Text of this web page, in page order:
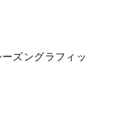
ズングラフィッ